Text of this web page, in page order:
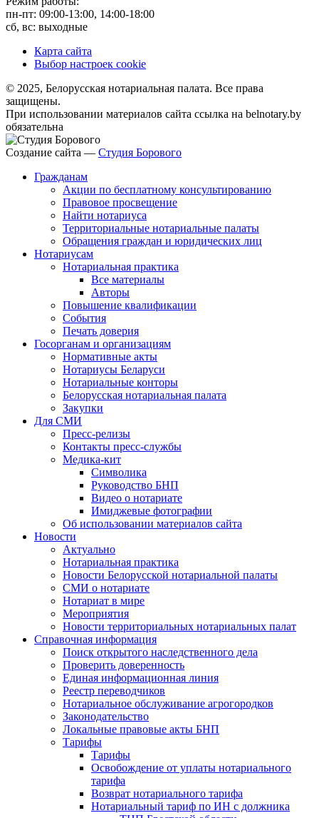
пн-пт: 09:00-13:00, 14:00-18:00
сб, вс: выходные
Карта сайта
Выбор настроек cookie
© 2025, Белорусская нотариальная палата. Все права
защищены.
При использовании материалов сайта ссылка на belnotary.by
обязательна
Создание сайта — Студия Борового
Гражданам
Акции по бесплатному консультированию
Правовое просвещение
Найти нотариуса
Территориальные нотариальные палаты
Обращения граждан и юридических лиц
Нотариусам
Нотариальная практика
Все материалы
Авторы
Повышение квалификации
События
Печать доверия
Госорганам и организациям
Нормативные акты
Нотариусы Беларуси
Нотариальные конторы
Белорусская нотариальная палата
Закупки
Для СМИ
Пресс-релизы
Контакты пресс-службы
Медика-кит
Символика
Руководство БНП
Видео о нотариате
Имиджевые фотографии
Об использовании материалов сайта
Новости
Актуально
Нотариальная практика
Новости Белорусской нотариальной палаты
СМИ о нотариате
Нотариат в мире
Мероприятия
Новости территориальных нотариальных палат
Справочная информация
Поиск открытого наследственного дела
Проверить доверенность
Единая информационная линия
Реестр переводчиков
Нотариальное обслуживание агрогородков
Законодательство
Локальные правовые акты БНП
Тарифы
Тарифы
Освобождение от уплаты нотариального
тарифа
Возврат нотариального тарифа
Нотариальный тариф по ИН с должника